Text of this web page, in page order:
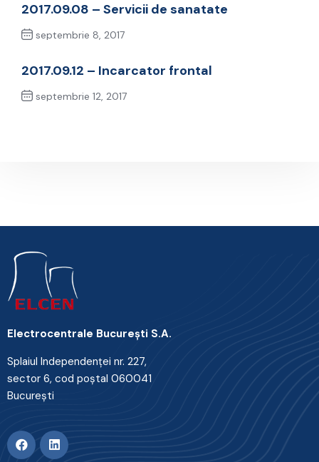
2017.09.08 – Servicii de sanatate
septembrie 8, 2017
2017.09.12 – Incarcator frontal
septembrie 12, 2017
Electrocentrale Bucureşti S.A.
Splaiul Independenţei nr. 227,
sector 6, cod poştal 060041
Bucureşti